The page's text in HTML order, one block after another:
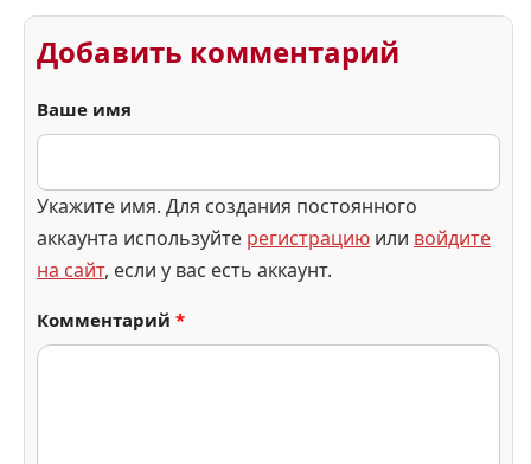
Добавить комментарий
Ваше имя
Укажите имя. Для создания постоянного
аккаунта используйте регистрацию или войдите
на сайт, если у вас есть аккаунт.
Комментарий *